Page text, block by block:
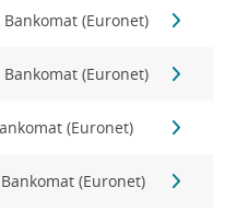
Bankomat (Euronet)
Bankomat (Euronet)
(Euronet)
Bankomat (Euronet)